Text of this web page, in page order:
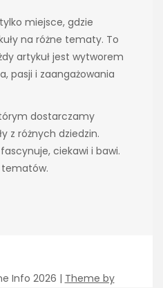
miejsce, gdzie
na różne tematy. To
artykuł jest wytworem
pasji i zaangażowania
dostarczamy
z różnych dziedzin.
ciekawi i bawi.
tematów.
Info 2026 | Theme by